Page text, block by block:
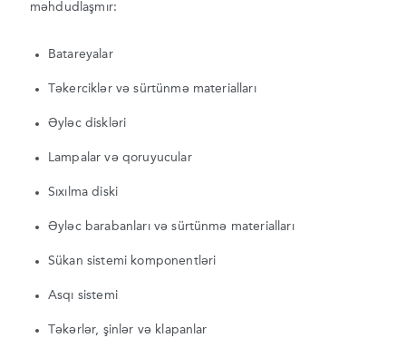
məhdudlaşmır:
Batareyalar
Təkerciklər və sürtünmə materialları
Əyləc diskləri
Lampalar və qoruyucular
Sıxılma diski
Əyləc barabanları və sürtünmə materialları
Sükan sistemi komponentləri
Asqı sistemi
Təkərlər, şinlər və klapanlar